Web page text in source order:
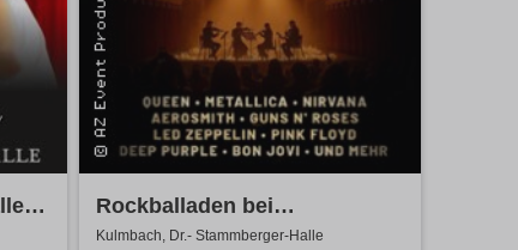
Rockballaden bei
Kerzenschein
Kulmbach, Dr.- Stammberger-Halle